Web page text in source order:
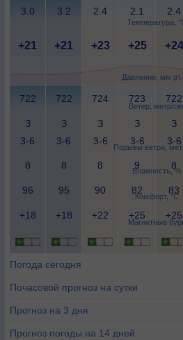
Температура,
Давление, мм
Ветер, метр/
Порывы ветра,
Влажность, %
Комфорт, °C
Магнитные
3.0 3.2 2.4 2.1 2.4
+21 +21 +23 +25 +24
722 722 724 723 722
З
3-6
З
3-6
З
3-6
З
3-6
З
3-6
8 8 8 9 8
96 95 90 82 83
+18 +18 +22 +25 +25
Погода сегодня
Почасовой прогноз на сутки
Прогноз на 3 дня
Прогноз погоды на 14 дней